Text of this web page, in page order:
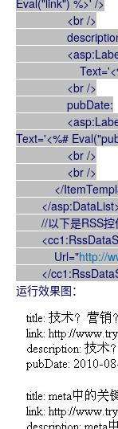
<br />
<asp:Label
Text='<%#
<br />
pubDate:
<asp:Label
Text='<%#
<br />
<br />
</
</
//以下是RSS控
Url="http://
</
运行效果图：